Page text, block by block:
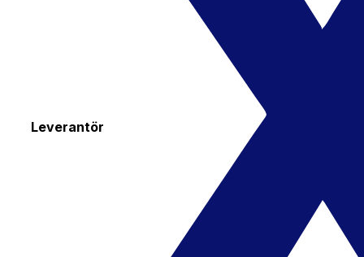
Leverantör